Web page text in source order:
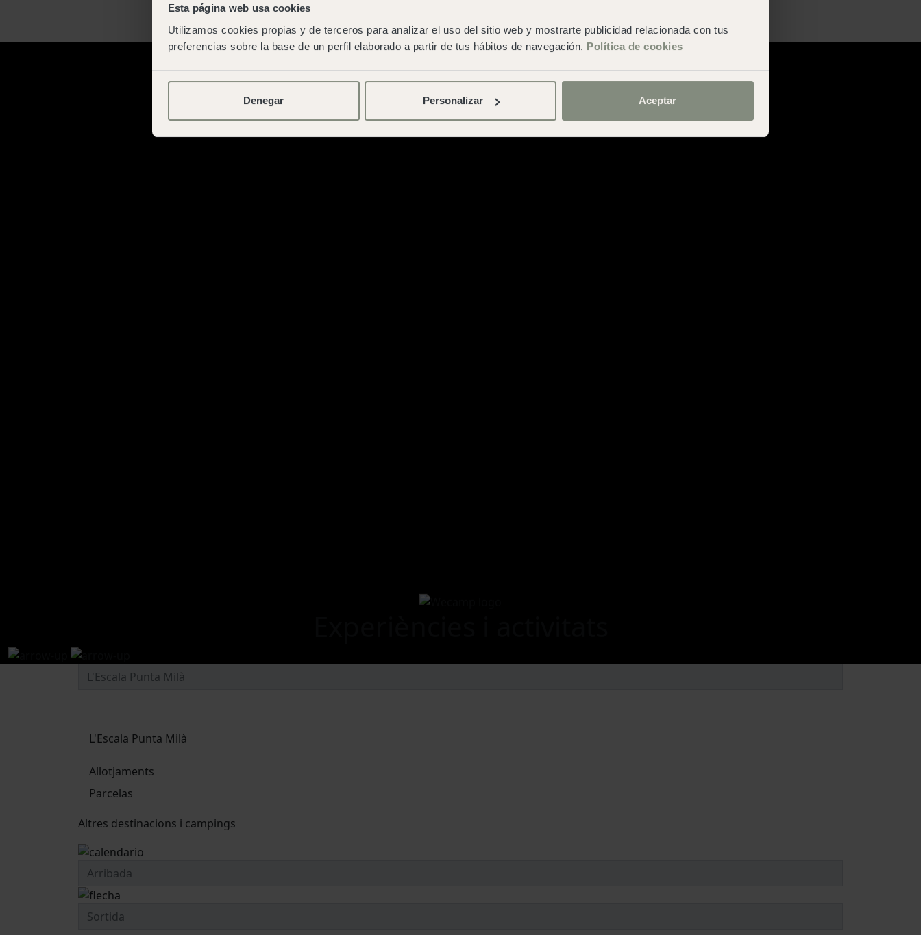
Esta página web usa cookies
Utilizamos cookies propias y de terceros para analizar el uso del sitio web y mostrarte publicidad relacionada con tus
preferencias sobre la base de un perfil elaborado a partir de tus hábitos de navegación. Política de cookies
Denegar Personalizar Aceptar
generals de contratació
San Sebastián
L'Escala Punta Milà
Allotjaments
Parcelas
Altres destinacions i campings